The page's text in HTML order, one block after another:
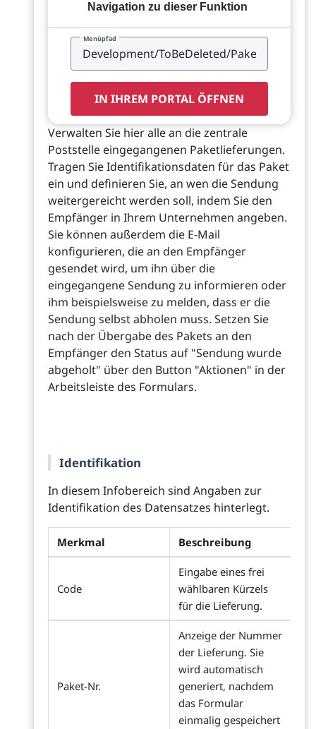
Navigation zu dieser Funktion
Menüpfad
IN IHREM PORTAL ÖFFNEN
Verwalten Sie hier alle an die zentrale
Poststelle eingegangenen Paketlieferungen.
Tragen Sie Identifikationsdaten für das Paket
ein und definieren Sie, an wen die Sendung
weitergereicht werden soll, indem Sie den
Empfänger in Ihrem Unternehmen angeben.
Sie können außerdem die E-Mail
konfigurieren, die an den Empfänger
gesendet wird, um ihn über die
eingegangene Sendung zu informieren oder
ihm beispielsweise zu melden, dass er die
Sendung selbst abholen muss. Setzen Sie
nach der Übergabe des Pakets an den
Empfänger den Status auf "Sendung wurde
abgeholt" über den Button "Aktionen" in der
Arbeitsleiste des Formulars.
Identifikation
In diesem Infobereich sind Angaben zur
Identifikation des Datensatzes hinterlegt.
Merkmal Beschreibung
Code
Eingabe eines frei
wählbaren Kürzels
für die Lieferung.
Paket-Nr.
Anzeige der Nummer
der Lieferung. Sie
wird automatisch
generiert, nachdem
das Formular
einmalig gespeichert